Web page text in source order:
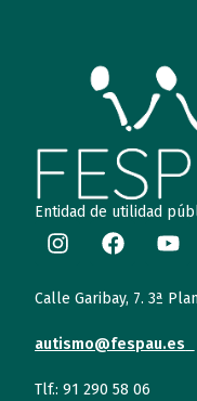
Entidad de utilidad
Calle Garibay, 7. 3ª
autismo@fespau.es
Tlf.: 91 290 58 06